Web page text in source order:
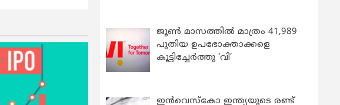
ജൂൺ മാസത്തിൽ മാത്രം 41,989
പുതിയ ഉപഭോക്താക്കളെ
കൂട്ടിച്ചേർത്തു ‘വി’
ഇന്‍വെസ്കോ ഇന്ത്യയുടെ രണ്ട്